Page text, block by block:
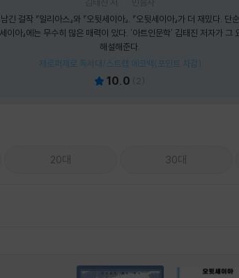
리아스』와 『오뒷세이아』. 『오뒷세이아』가 더 재밌다. 단순히 재밌기만
이아』에는 무수히 많은 매력이 있다. '아트인문학' 김태진 저자가 그
해설해준다.
제로퍼제로 독서대/스트랩 에코백(포인트 차감)
10.0 ( 2)
20대 30대